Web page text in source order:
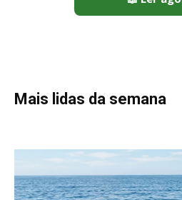
Peixe-lua emerge horizontalmente
permitir que aves marinhas